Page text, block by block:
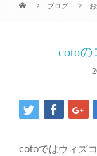
ブログ
coto
cotoではウィズ